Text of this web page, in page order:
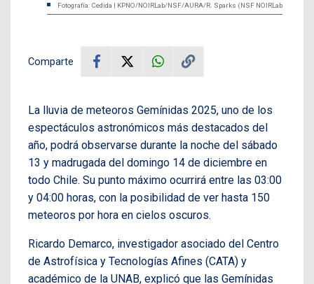
Fotografía: Cedida | KPNO/NOIRLab/NSF/AURA/R. Sparks (NSF NOIRLab
Comparte
La lluvia de meteoros Gemínidas 2025, uno de los
espectáculos astronómicos más destacados del
año, podrá observarse durante la noche del sábado
13 y madrugada del domingo 14 de diciembre en
todo Chile. Su punto máximo ocurrirá entre las 03:00
y 04:00 horas, con la posibilidad de ver hasta 150
meteoros por hora en cielos oscuros.
Ricardo Demarco, investigador asociado del Centro
de Astrofísica y Tecnologías Afines (CATA) y
académico de la UNAB, explicó que las Gemínidas